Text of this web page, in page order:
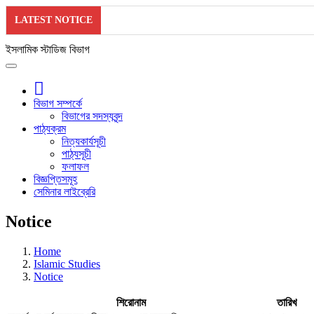
LATEST NOTICE
ইসলামিক স্টাডিজ বিভাগ
বিভাগ সম্পর্কে
বিভাগের সদস্যবৃন্দ
পাঠ্যক্রম
নিত্যকার্যসূচী
পাঠ্যসূচী
ফলাফল
বিজ্ঞপ্তিসমূহ
সেমিনার লাইব্রেরি
Notice
Home
Islamic Studies
Notice
শিরোনাম তারিখ